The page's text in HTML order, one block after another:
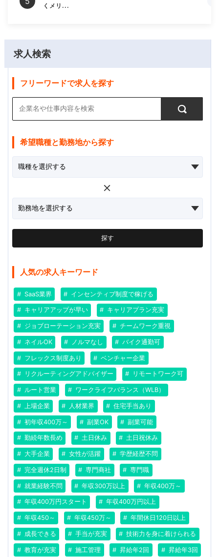
求人検索
フリーワードで求人を探す
希望職種と勤務地から探す
探す
人気の求人キーワード
SaaS業界 インセンティブ制度で稼げる
キャリアアップが早い キャリアプラン充実
ジョブローテーション充実 チームワーク重視
ネイルOK ノルマなし バイク通勤可
フレックス制度あり ベンチャー企業
リクルーティングアドバイザー リモートワーク可
ルート営業 ワークライフバランス（WLB）
上場企業 人材業界 住宅手当あり
初年収400万～ 副業OK 副業可能
勤続年数長め 土日休み 土日祝休み
大手企業 女性が活躍 学歴経歴不問
完全週休2日制 専門商社 専門職
就業経験不問 年収300万以上 年収400万～
年収400万円スタート 年収400万円以上
年収450～ 年収450万～ 年間休日120日以上
成長できる 手当が充実 技術力を身に着けられる
教育が充実 施工管理 昇給年2回 昇給年3回
くメリ...